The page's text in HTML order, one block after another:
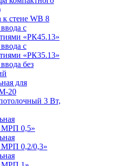
стене WB 8
с
«РК45.13»
с
«РК35.13»
без
для
20
3 Вт,
МРП 0,5»
МРП 0,2/0,3»